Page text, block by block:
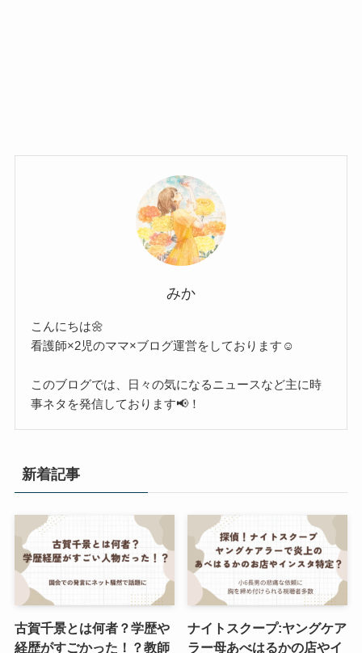
みか
こんにちは🌼
看護師×2児のママ×ブログ運営をしております☺︎
このブログでは、日々の気になるニュースなど主に時
事ネタを発信しております📢！
新着記事
古賀千景とは何者？学歴や
経歴がすごかった！？教師
ナイトスクープ:ヤングケア
ラー母あべはるかの店やイ